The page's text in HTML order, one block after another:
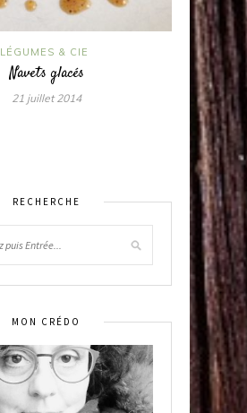
LÉGUMES & CIE
Navets glacés
21 juillet 2014
RECHERCHE
MON CRÉDO